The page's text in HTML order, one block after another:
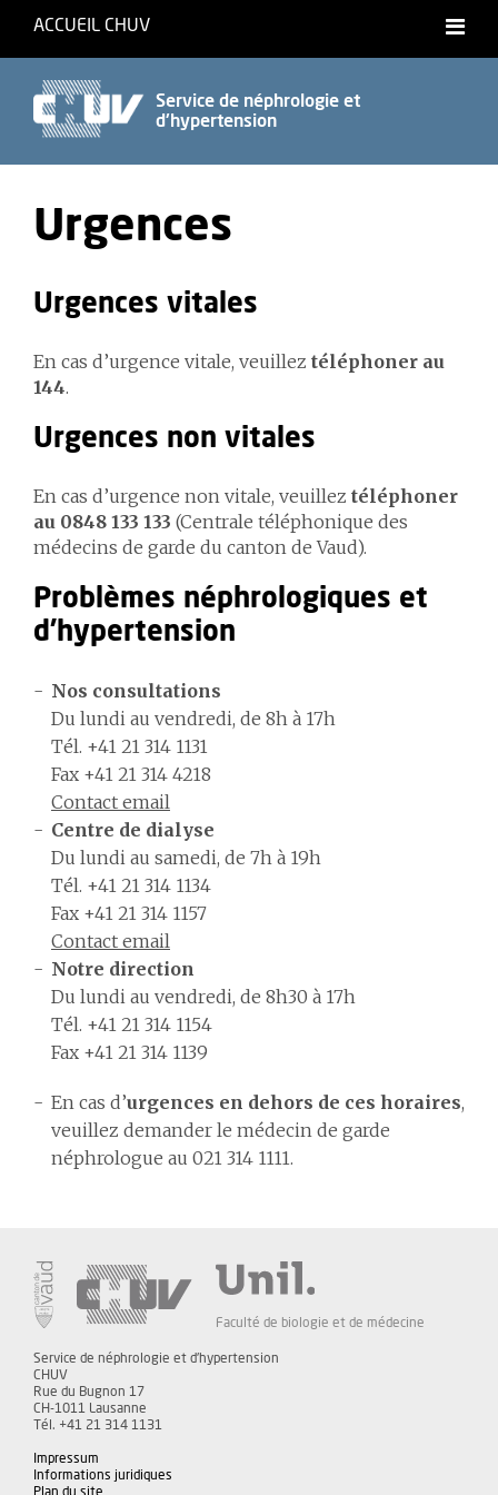
ACCUEIL CHUV
Service de néphrologie et
d'hypertension
Urgences
Urgences vitales
En cas d’urgence vitale, veuillez téléphoner au
144.
Urgences non vitales
En cas d’urgence non vitale, veuillez téléphoner
au 0848 133 133 (Centrale téléphonique des
médecins de garde du canton de Vaud).
Problèmes néphrologiques et
d'hypertension
Nos consultations
Du lundi au vendredi, de 8h à 17h
Tél. +41 21 314 1131
Fax +41 21 314 4218
Contact email
Centre de dialyse
Du lundi au samedi, de 7h à 19h
Tél. +41 21 314 1134
Fax +41 21 314 1157
Contact email
Notre direction
Du lundi au vendredi, de 8h30 à 17h
Tél. +41 21 314 1154
Fax +41 21 314 1139
En cas d’urgences en dehors de ces horaires,
veuillez demander le médecin de garde
néphrologue au 021 314 1111.
Faculté de biologie et de médecine
Service de néphrologie et d'hypertension
CHUV
Rue du Bugnon 17
CH-1011 Lausanne
Tél. +41 21 314 1131
Impressum
Informations juridiques
Plan du site